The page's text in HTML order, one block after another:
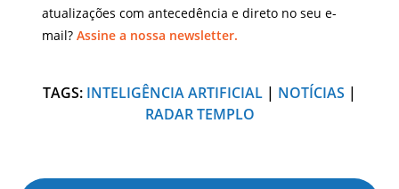
atualizações com antecedência e direto no seu e-
mail?Assine a nossa newsletter.
TAGS: INTELIGÊNCIA ARTIFICIAL | NOTÍCIAS |
RADAR TEMPLO